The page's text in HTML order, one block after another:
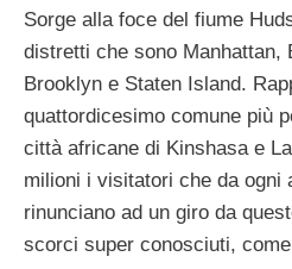
Sorge alla foce del fiume
distretti che sono Manhattan,
Brooklyn e Staten Island.
quattordicesimo comune più
città africane di Kinshasa e
milioni i visitatori che da ogni
rinunciano ad un giro da
scorci super conosciuti,